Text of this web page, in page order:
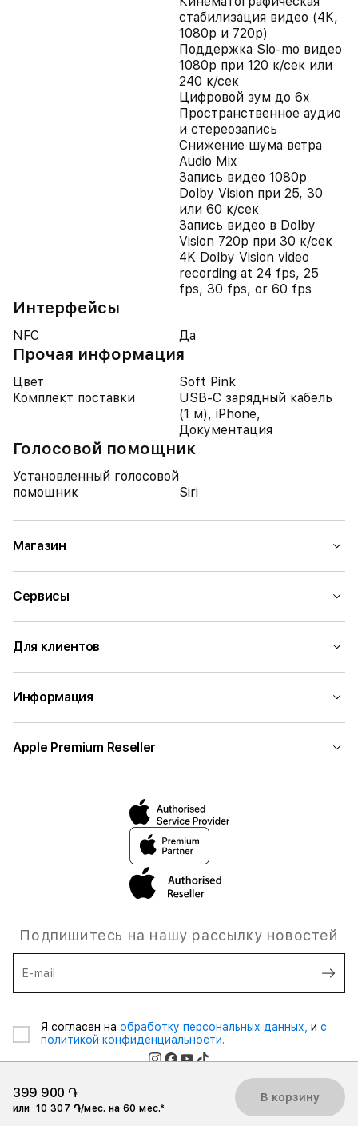
стабилизация видео (4K,
1080p и 720p)
Поддержка Slo-mo видео
1080p при 120 к/сек или
240 к/сек
Цифровой зум до 6x
Пространственное аудио
и стереозапись
Снижение шума ветра
Audio Mix
Запись видео 1080p
Dolby Vision при 25, 30
или 60 к/сек
Запись видео в Dolby
Vision 720p при 30 к/сек
4K Dolby Vision video
recording at 24 fps, 25
fps, 30 fps, or 60 fps
Интерфейсы
NFC Да
Прочая информация
Цвет
Soft Pink
Комплект поставки
USB-C зарядный кабель
(1 м), iPhone,
Документация
Голосовой помощник
Установленный голосовой
помощник
Siri
399 900 ֏
или 10 307 ֏/мес. на 60 мес.*
В корзину
Магазин
Сервисы
Для клиентов
Информация
Apple Premium Reseller
Подпишитесь на нашу рассылку новостей
E-mail
Я согласен на обработку персональных данных, и с
политикой конфиденциальности.